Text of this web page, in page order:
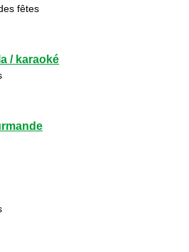
fêtes
/ karaoké